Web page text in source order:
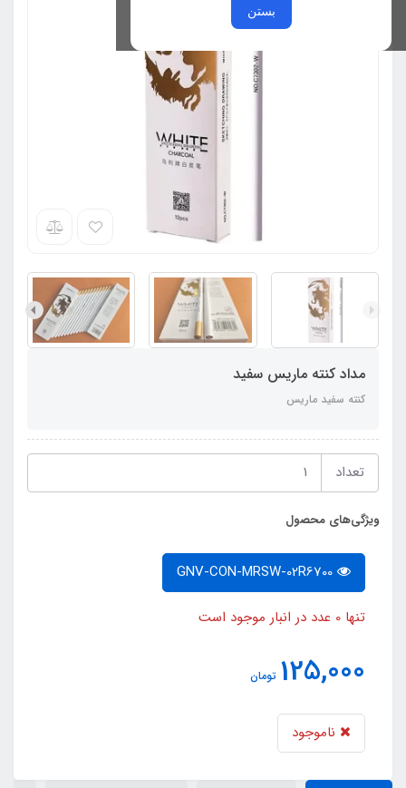
بستن
مداد کنته ماریس سفید
کنته سفید ماریس
تعداد
ویژگی‌های محصول
تنها 0 عدد در انبار موجود است
125,000 تومان
ناموجود